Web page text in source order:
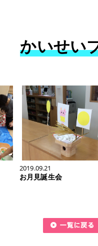
かいせい
2019.09.21
お月見誕生会